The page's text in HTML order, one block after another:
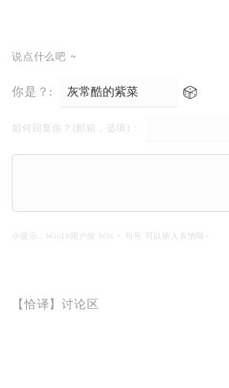
说点什么吧 ~
你是？:
如何回复你？(邮箱，选填)：
小提示：Win10用户按 Win + 句号 可以插入表情哦~
【恰译】讨论区